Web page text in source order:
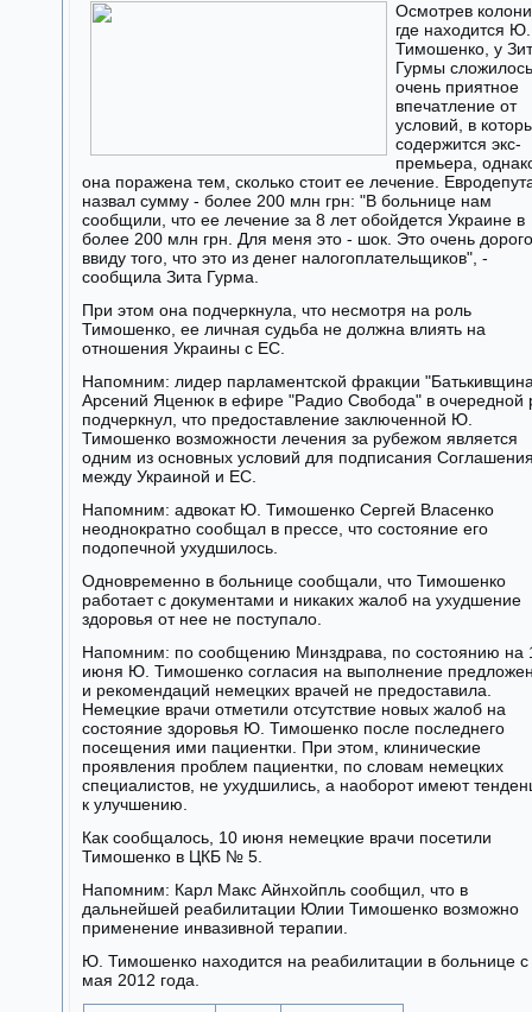
Осмотрев
где находится Ю.
Тимошенко, у
Гурмы сложилось
очень приятное
впечатление от
условий, в
содержится экс-
премьера,
она поражена тем, сколько стоит ее лечение.
назвал сумму - более 200 млн грн: "В больнице нам
сообщили, что ее лечение за 8 лет обойдется Украине в
более 200 млн грн. Для меня это - шок. Это очень дорого
ввиду того, что это из денег налогоплательщиков", -
сообщила Зита Гурма.
При этом она подчеркнула, что несмотря на роль
Тимошенко, ее личная судьба не должна влиять на
отношения Украины с ЕС.
Напомним: лидер парламентской фракции
Арсений Яценюк в ефире "Радио Свобода" в очередной
подчеркнул, что предоставление заключенной Ю.
Тимошенко возможности лечения за рубежом является
одним из основных условий для подписания
между Украиной и ЕС.
Напомним: адвокат Ю. Тимошенко Сергей Власенко
неоднократно сообщал в прессе, что состояние его
подопечной ухудшилось.
Одновременно в больнице сообщали, что Тимошенко
работает с документами и никаких жалоб на ухудшение
здоровья от нее не поступало.
Напомним: по сообщению Минздрава, по состоянию на
июня Ю. Тимошенко согласия на выполнение
и рекомендаций немецких врачей не предоставила.
Немецкие врачи отметили отсутствие новых жалоб на
состояние здоровья Ю. Тимошенко после последнего
посещения ими пациентки. При этом, клинические
проявления проблем пациентки, по словам немецких
специалистов, не ухудшились, а наоборот имеют
к улучшению.
Как сообщалось, 10 июня немецкие врачи посетили
Тимошенко в ЦКБ № 5.
Напомним: Карл Макс Айнхойпль сообщил, что в
дальнейшей реабилитации Юлии Тимошенко возможно
применение инвазивной терапии.
Ю. Тимошенко находится на реабилитации в больнице с
мая 2012 года.